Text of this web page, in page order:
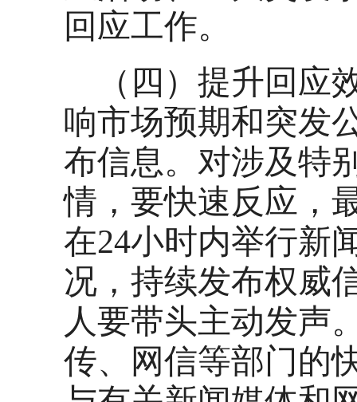
回应工作。
（四）提升回应
响市场预期和突发
布信息。对涉及特
情，要快速反应，
在24小时内举行新
况，持续发布权威
人要带头主动发声
传、网信等部门的